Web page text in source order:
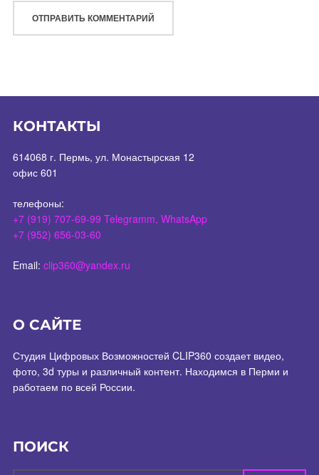
КОНТАКТЫ
614068 г. Пермь, ул. Монастырская 12
офис 601
телефоны:
+7 (919) 707-69-99 Telegramm, WhatsApp
+7 (952) 656-03-60
Email: clip360@yandex.ru
О САЙТЕ
Студия Цифровых Возможностей CLIP360 создает видео,
фото, 3d туры и различный контент. Находимся в Перми и
работаем по всей России.
ПОИСК